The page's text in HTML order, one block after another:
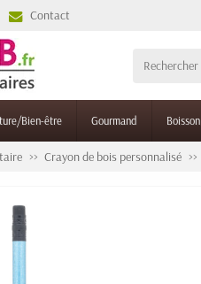
Contact
Bien-être Gourmand Boisson
Crayon de bois personnalisé